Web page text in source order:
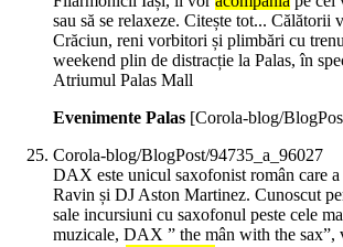
sau să se relaxeze. Citește tot... Călătorii
Crăciun, reni vorbitori și plimbări cu
weekend plin de distracție la Palas, în
Atriumul Palas Mall
Evenimente Palas [Corola-blog/
Corola-blog/BlogPost/94735_a_96027
DAX este unicul saxofonist român care
Ravin și DJ Aston Martinez. Cunoscut
sale incursiuni cu saxofonul peste cele
muzicale, DAX ” the mân with the sax”,